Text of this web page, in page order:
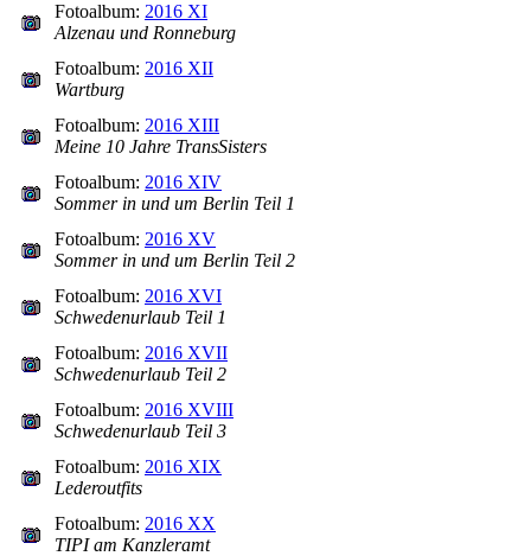
Fotoalbum: 2016 XI
Alzenau und Ronneburg
Fotoalbum: 2016 XII
Wartburg
Fotoalbum: 2016 XIII
Meine 10 Jahre TransSisters
Fotoalbum: 2016 XIV
Sommer in und um Berlin Teil 1
Fotoalbum: 2016 XV
Sommer in und um Berlin Teil 2
Fotoalbum: 2016 XVI
Schwedenurlaub Teil 1
Fotoalbum: 2016 XVII
Schwedenurlaub Teil 2
Fotoalbum: 2016 XVIII
Schwedenurlaub Teil 3
Fotoalbum: 2016 XIX
Lederoutfits
Fotoalbum: 2016 XX
TIPI am Kanzleramt